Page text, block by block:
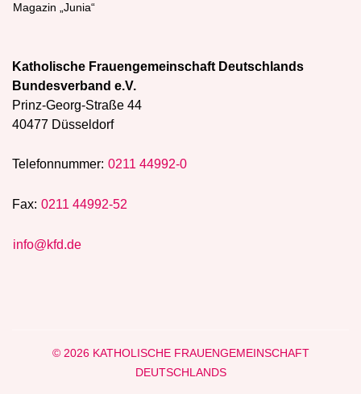
Magazin „Junia“
Katholische Frauengemeinschaft Deutschlands
Bundesverband e.V.
Prinz-Georg-Straße 44
40477 Düsseldorf
Telefonnummer: 0211 44992-0
Fax: 0211 44992-52
info@kfd.de
© 2026 KATHOLISCHE FRAUENGEMEINSCHAFT
DEUTSCHLANDS